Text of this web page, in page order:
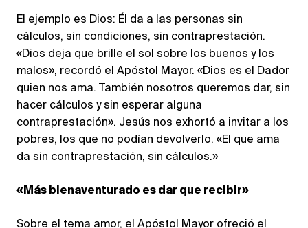
El ejemplo es Dios: Él da a las personas sin
cálculos, sin condiciones, sin contraprestación.
«Dios deja que brille el sol sobre los buenos y los
malos», recordó el Apóstol Mayor. «Dios es el Dador
quien nos ama. También nosotros queremos dar, sin
hacer cálculos y sin esperar alguna
contraprestación». Jesús nos exhortó a invitar a los
pobres, los que no podían devolverlo. «El que ama
da sin contraprestación, sin cálculos.»
«Más bienaventurado es dar que recibir»
Sobre el tema amor, el Apóstol Mayor ofreció el